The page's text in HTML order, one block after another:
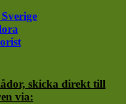
skicka direkt till
via: